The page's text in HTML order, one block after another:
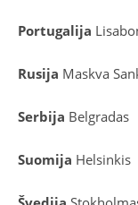
Portugalija
Rusija Maskva
Serbija Belgradas
Suomija Helsinkis